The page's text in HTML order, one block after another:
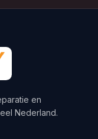
en
Nederland.